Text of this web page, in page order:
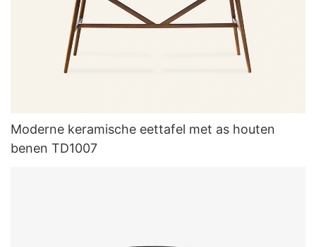
Moderne keramische eettafel met as houten
benen TD1007